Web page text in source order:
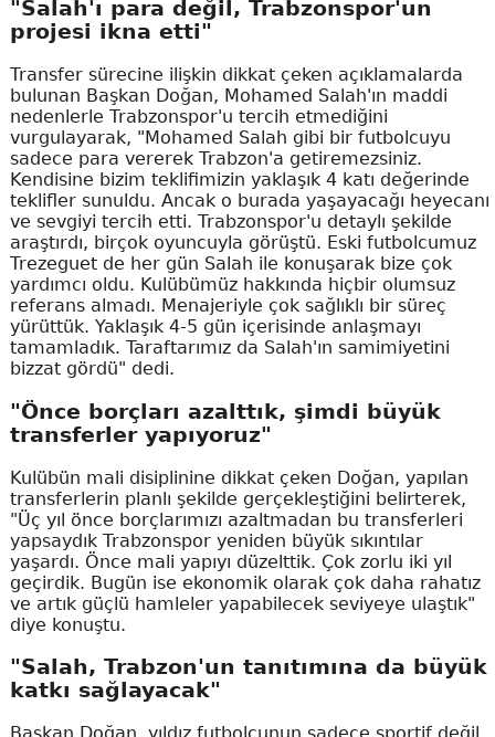
"Salah'ı para değil, Trabzonspor'un
projesi ikna etti"
Transfer sürecine ilişkin dikkat çeken açıklamalarda
bulunan Başkan Doğan, Mohamed Salah'ın maddi
nedenlerle Trabzonspor'u tercih etmediğini
vurgulayarak, "Mohamed Salah gibi bir futbolcuyu
sadece para vererek Trabzon'a getiremezsiniz.
Kendisine bizim teklifimizin yaklaşık 4 katı değerinde
teklifler sunuldu. Ancak o burada yaşayacağı heyecanı
ve sevgiyi tercih etti. Trabzonspor'u detaylı şekilde
araştırdı, birçok oyuncuyla görüştü. Eski futbolcumuz
Trezeguet de her gün Salah ile konuşarak bize çok
yardımcı oldu. Kulübümüz hakkında hiçbir olumsuz
referans almadı. Menajeriyle çok sağlıklı bir süreç
yürüttük. Yaklaşık 4-5 gün içerisinde anlaşmayı
tamamladık. Taraftarımız da Salah'ın samimiyetini
bizzat gördü" dedi.
"Önce borçları azalttık, şimdi büyük
transferler yapıyoruz"
Kulübün mali disiplinine dikkat çeken Doğan, yapılan
transferlerin planlı şekilde gerçekleştiğini belirterek,
"Üç yıl önce borçlarımızı azaltmadan bu transferleri
yapsaydık Trabzonspor yeniden büyük sıkıntılar
yaşardı. Önce mali yapıyı düzelttik. Çok zorlu iki yıl
geçirdik. Bugün ise ekonomik olarak çok daha rahatız
ve artık güçlü hamleler yapabilecek seviyeye ulaştık"
diye konuştu.
"Salah, Trabzon'un tanıtımına da büyük
katkı sağlayacak"